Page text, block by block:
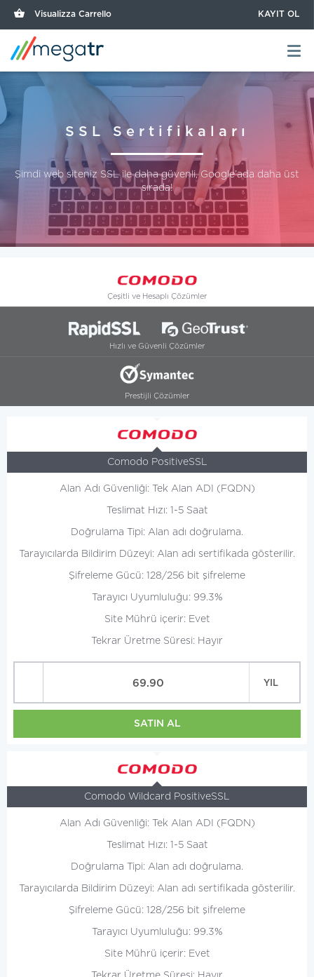
Visualizza Carrello KAYIT OL
SSL Sertifikaları
Şimdi web siteniz SSL ile daha güvenli, Google’ada daha üst
sırada!
Çeşitli ve Hesaplı Çözümler
Hızlı ve Güvenli Çözümler
Prestijli Çözümler
Comodo PositiveSSL
Alan Adı Güvenliği: Tek Alan ADI (FQDN)
Teslimat Hızı: 1-5 Saat
Doğrulama Tipi: Alan adı doğrulama.
Tarayıcılarda Bildirim Düzeyi: Alan adı sertifikada gösterilir.
Şifreleme Gücü: 128/256 bit şifreleme
Tarayıcı Uyumluluğu: 99.3%
Site Mührü içerir: Evet
Tekrar Üretme Süresi: Hayır
69.90 YIL
SATIN AL
Comodo Wildcard PositiveSSL
Alan Adı Güvenliği: Tek Alan ADI (FQDN)
Teslimat Hızı: 1-5 Saat
Doğrulama Tipi: Alan adı doğrulama.
Tarayıcılarda Bildirim Düzeyi: Alan adı sertifikada gösterilir.
Şifreleme Gücü: 128/256 bit şifreleme
Tarayıcı Uyumluluğu: 99.3%
Site Mührü içerir: Evet